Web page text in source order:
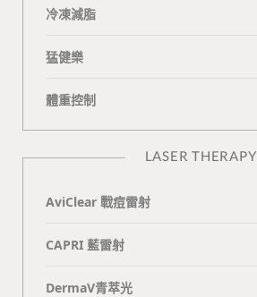
冷凍減脂
猛健樂
體重控制
LASER THERAPY
AviClear 戰痘雷射
CAPRI 藍雷射
DermaV青萃光